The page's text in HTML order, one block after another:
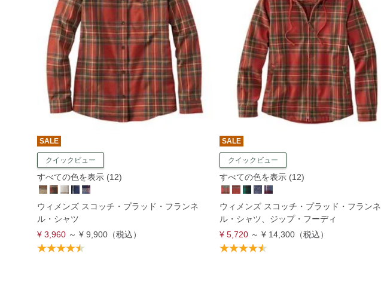
SALE
クイックビュー
すべての色を表示 (12)
ウィメンズ スコッチ・プラッド・フランネ
ル・シャツ
¥ 3,960 ～ ¥ 9,900 （税込）
SALE
クイックビュー
すべての色を表示 (12)
ウィメンズ スコッチ・プラッド・フランネ
ル・シャツ、ジップ・フーディ
¥ 5,720～ ¥ 14,300（税込）